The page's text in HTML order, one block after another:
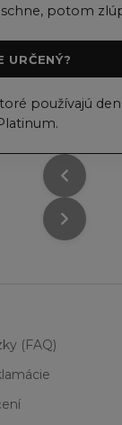
potom
URČENÝ?
používajú
(FAQ)